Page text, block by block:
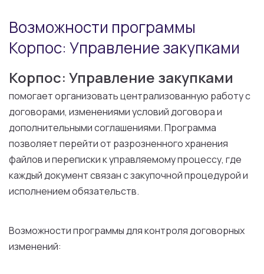
Возможности программы
Корпос: Управление закупками
Корпос: Управление закупками
помогает организовать централизованную работу с
договорами, изменениями условий договора и
дополнительными соглашениями. Программа
позволяет перейти от разрозненного хранения
файлов и переписки к управляемому процессу, где
каждый документ связан с закупочной процедурой и
исполнением обязательств.
Возможности программы для контроля договорных
изменений: